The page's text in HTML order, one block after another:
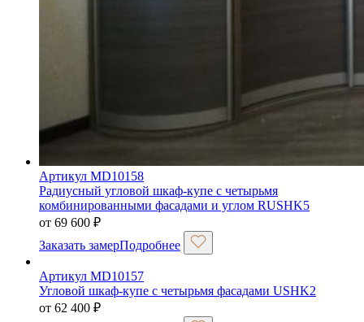
Артикул MD10158
Радиусный угловой шкаф-купе с четырьмя
комбинированными фасадами и углом RUSHK5
от 69 600 ₽
Заказать замерПодробнее
Артикул MD10157
Угловой шкаф-купе с четырьмя фасадами USHK2
от 62 400 ₽